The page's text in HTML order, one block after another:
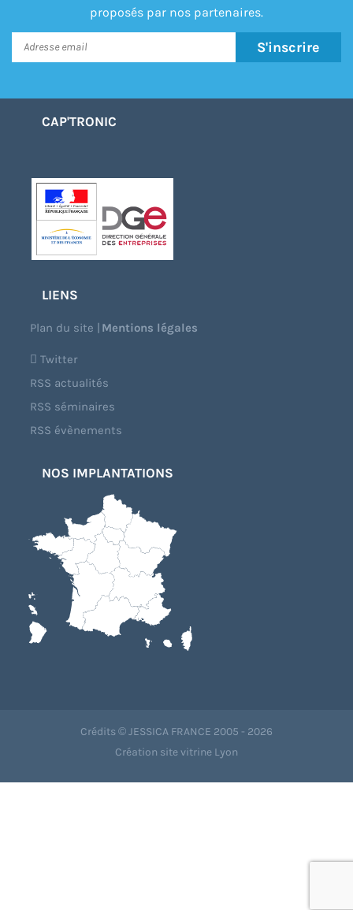
proposés par nos partenaires.
S'inscrire
CAP'TRONIC
LIENS
Plan du site |Mentions légales
Twitter
RSS actualités
RSS séminaires
RSS évènements
NOS IMPLANTATIONS
Crédits © JESSICA FRANCE 2005 - 2026
Création site vitrine Lyon